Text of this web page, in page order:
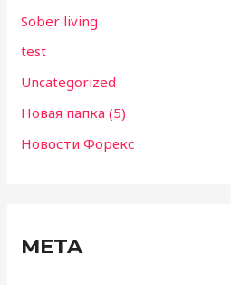
Sober living
test
Uncategorized
Новая папка (5)
Новости Форекс
META